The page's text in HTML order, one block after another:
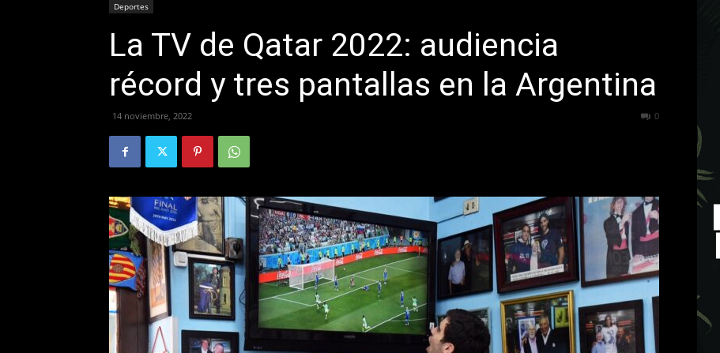
Deportes
La TV de Qatar 2022: audiencia
récord y tres pantallas en la Argentina
14 noviembre, 2022 0